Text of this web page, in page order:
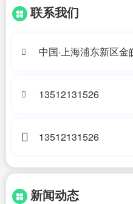
联系我们
中国·上海浦东新区
13512131526
13512131526
新闻动态